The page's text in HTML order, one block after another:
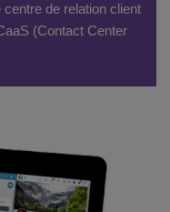
de relation client
(Contact Center